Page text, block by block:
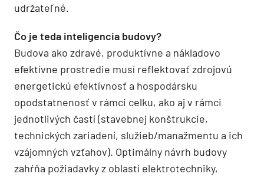
udržateľné.
Čo je teda inteligencia budovy?
Budova ako zdravé, produktívne a nákladovo
efektívne prostredie musí reflektovať zdrojovú
energetickú efektívnosť a hospodársku
opodstatnenosť v rámci celku, ako aj v rámci
jednotlivých častí (stavebnej konštrukcie,
technických zariadení, služieb/manažmentu a ich
vzájomných vzťahov). Optimálny návrh budovy
zahŕňa požiadavky z oblastí elektrotechniky,